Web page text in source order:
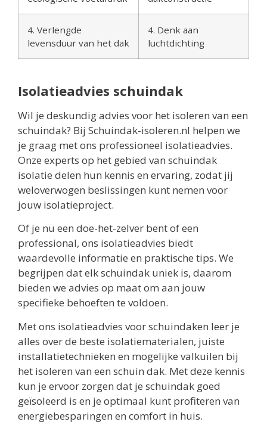
4. Verlengde
levensduur van het dak
4. Denk aan
luchtdichting
Isolatieadvies schuindak
Wil je deskundig advies voor het isoleren van een
schuindak? Bij Schuindak-isoleren.nl helpen we
je graag met ons professioneel isolatieadvies.
Onze experts op het gebied van schuindak
isolatie delen hun kennis en ervaring, zodat jij
weloverwogen beslissingen kunt nemen voor
jouw isolatieproject.
Of je nu een doe-het-zelver bent of een
professional, ons isolatieadvies biedt
waardevolle informatie en praktische tips. We
begrijpen dat elk schuindak uniek is, daarom
bieden we advies op maat om aan jouw
specifieke behoeften te voldoen.
Met ons isolatieadvies voor schuindaken leer je
alles over de beste isolatiematerialen, juiste
installatietechnieken en mogelijke valkuilen bij
het isoleren van een schuin dak. Met deze kennis
kun je ervoor zorgen dat je schuindak goed
geïsoleerd is en je optimaal kunt profiteren van
energiebesparingen en comfort in huis.